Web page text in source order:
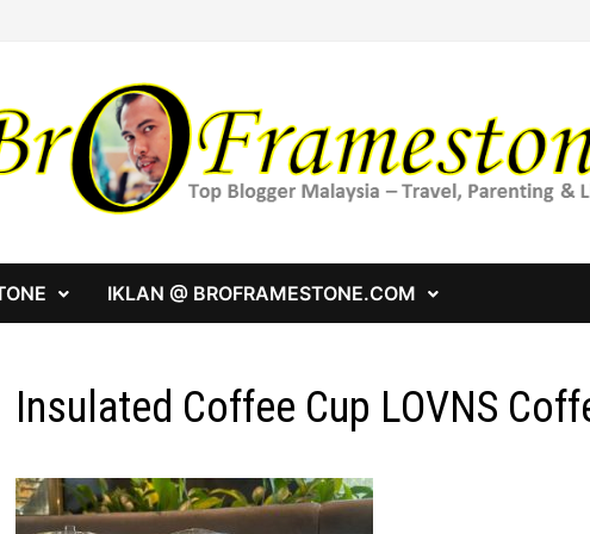
IKLAN @ BROFRAMESTONE.COM
Insulated Coffee Cup LOVNS